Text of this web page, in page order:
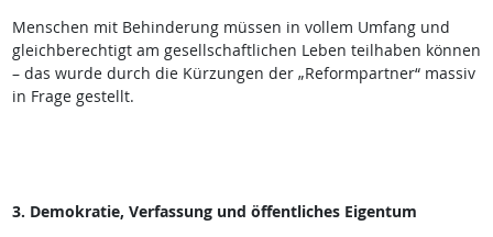
Menschen mit Behinderung müssen in vollem Umfang und
gleichberechtigt am gesellschaftlichen Leben teilhaben können
– das wurde durch die Kürzungen der „Reformpartner“ massiv
in Frage gestellt.
3. Demokratie, Verfassung und öffentliches Eigentum